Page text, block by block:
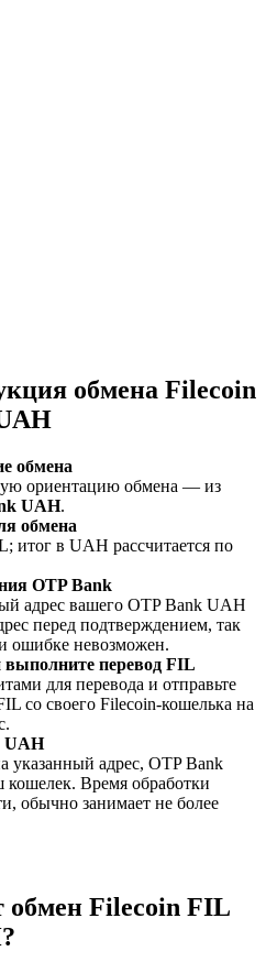
обмена Filecoin
обмена
ориентацию обмена — из
UAH.
обмена
итог в UAH рассчитается по
OTP Bank
адрес вашего OTP Bank UAH
перед подтверждением, так
ошибке невозможен.
выполните перевод FIL
для перевода и отправьте
со своего Filecoin-кошелька на
UAH
указанный адрес, OTP Bank
кошелек. Время обработки
обычно занимает не более
Filecoin FIL